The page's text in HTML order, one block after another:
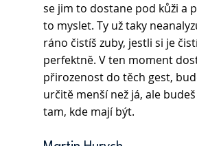
se jim to dostane pod kůži a
to myslet. Ty už taky
ráno čistíš zuby, jestli si je
perfektně. V ten moment
přirozenost do těch gest,
určitě menší než já, ale
tam, kde mají být.